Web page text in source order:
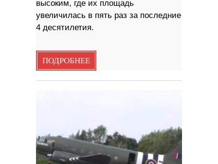
высоким, где их площадь
увеличилась в пять раз за последние
4 десятилетия.
ПОДРОБНЕЕ